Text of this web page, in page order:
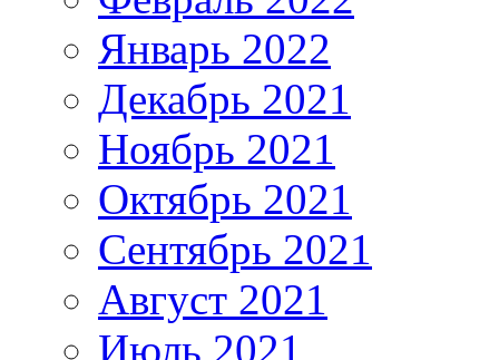
Январь 2022
Декабрь 2021
Ноябрь 2021
Октябрь 2021
Сентябрь 2021
Август 2021
Июль 2021